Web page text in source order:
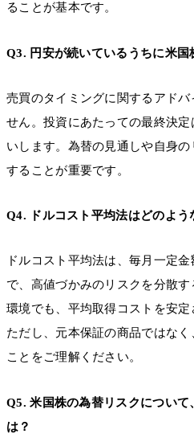
ることが基本です。
Q3. 円安が続いているうちに米国
売買のタイミングに関するアド
せん。投資にあたっての最終決
いします。為替の見通しや自身
することが重要です。
Q4. ドルコスト平均法はどのよう
ドルコスト平均法は、毎月一定
で、高値づかみのリスクを分散
環境でも、平均取得コストを安定
ただし、元本保証の商品ではな
ことをご理解ください。
Q5. 米国株の為替リスクについ
は？